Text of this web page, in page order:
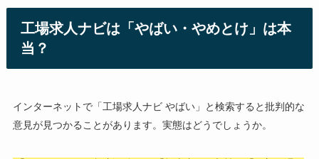
工場求人ナビは「やばい・やめとけ」は本
当？
インターネットで「工場求人ナビ やばい」と検索すると批判的な
意見が見つかることがあります。実態はどうでしょうか。